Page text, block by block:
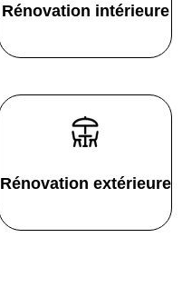
Rénovation intérieure
Rénovation extérieure